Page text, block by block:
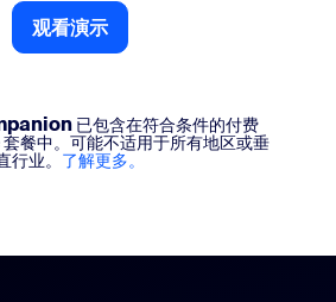
观看演示
观看演示
已包含在符合条件的付费
餐中。可能不适用于所有地区或垂
行业。 了解更多。